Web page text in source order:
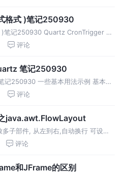
格式 )笔记250930
笔记250930 Quartz CronTrigger 与
达式核心概念 1.1 基本结构 Qu
评论
笔记250930
记250930 一些基本用法示例 基本用
(CronTrigger) 基本用法示例 3
评论
java.awt.FlowLayout
子部件, 从左到右,自动换行 可设置
, RIGHT , TRAILING 可设置子部
评论
和JFrame的区别